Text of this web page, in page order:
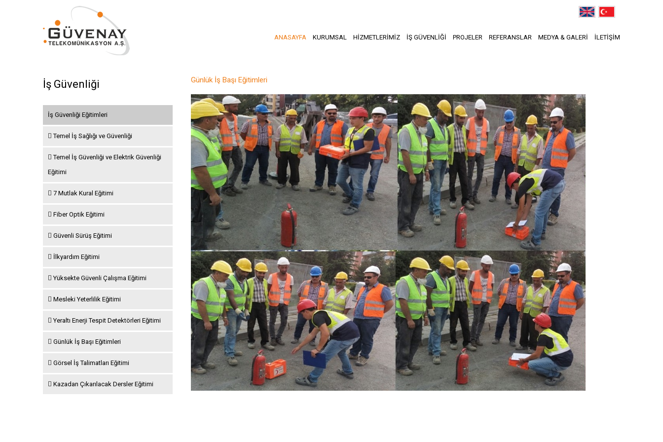
ANASAYFA KURUMSAL HİZMETLERİMİZ İŞ GÜVENLİĞİ PROJELER REFERANSLAR MEDYA & GALERİ İLETİŞİM
İş Güvenliği
İş Güvenliği Eğitimleri
Temel İş Sağlığı ve Güvenliği
Temel İş Güvenliği ve Elektrik Güvenliği
Eğitimi
7 Mutlak Kural Eğitimi
Fiber Optik Eğitimi
Güvenli Sürüş Eğitimi
İlkyardım Eğitimi
Yüksekte Güvenli Çalışma Eğitimi
Mesleki Yeterlilik Eğitimi
Yeraltı Enerji Tespit Detektörleri Eğitimi
Günlük İş Başı Eğitimleri
Görsel İş Talimatları Eğitimi
Kazadan Çıkarılacak Dersler Eğitimi
Günlük İş Başı Eğitimleri